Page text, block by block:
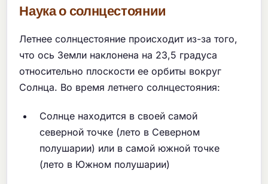
Наука о солнцестоянии
Летнее солнцестояние происходит из-за того,
что ось Земли наклонена на 23,5 градуса
относительно плоскости ее орбиты вокруг
Солнца. Во время летнего солнцестояния:
Солнце находится в своей самой
северной точке (лето в Северном
полушарии) или в самой южной точке
(лето в Южном полушарии)